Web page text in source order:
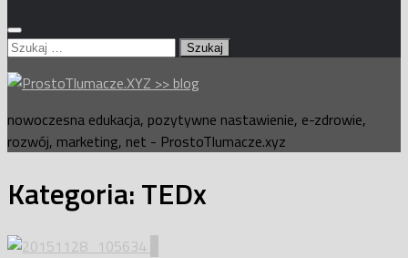
Szukaj:
nowoczesna edukacja, pozytywne nastawienie, e-zdrowie,
rozwój, marketing, net - ProstoTlumacze.xyz
Kategoria:TEDx